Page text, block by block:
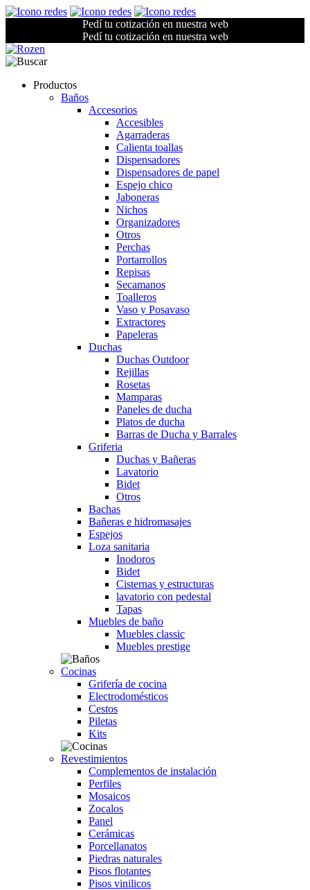
Pedí tu cotización en nuestra web
Pedí tu cotización en nuestra web
Productos
Baños
Accesorios
Accesibles
Agarraderas
Calienta toallas
Dispensadores
Dispensadores de papel
Espejo chico
Jaboneras
Nichos
Organizadores
Otros
Perchas
Portarrollos
Repisas
Secamanos
Toalleros
Vaso y Posavaso
Extractores
Papeleras
Duchas
Duchas Outdoor
Rejillas
Rosetas
Mamparas
Paneles de ducha
Platos de ducha
Barras de Ducha y Barrales
Griferia
Duchas y Bañeras
Lavatorio
Bidet
Otros
Bachas
Bañeras e hidromasajes
Espejos
Loza sanitaria
Inodoros
Bidet
Cisternas y estructuras
lavatorio con pedestal
Tapas
Muebles de baño
Muebles classic
Muebles prestige
Cocinas
Grifería de cocina
Electrodomésticos
Cestos
Piletas
Kits
Revestimientos
Complementos de instalación
Perfiles
Mosaicos
Zocalos
Panel
Cerámicas
Porcellanatos
Piedras naturales
Pisos flotantes
Pisos vinilicos